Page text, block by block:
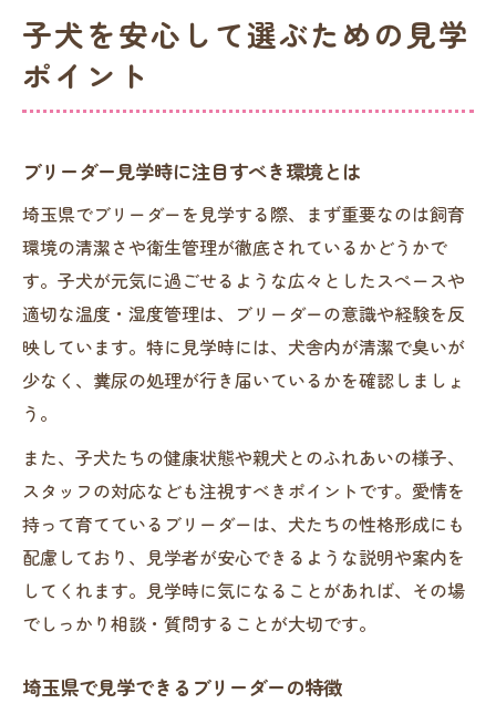
子犬を安心して選ぶための見学
ポイント
ブリーダー見学時に注目すべき環境とは
埼玉県でブリーダーを見学する際、まず重要なのは飼育
環境の清潔さや衛生管理が徹底されているかどうかで
す。子犬が元気に過ごせるような広々としたスペースや
適切な温度・湿度管理は、ブリーダーの意識や経験を反
映しています。特に見学時には、犬舎内が清潔で臭いが
少なく、糞尿の処理が行き届いているかを確認しましょ
う。
また、子犬たちの健康状態や親犬とのふれあいの様子、
スタッフの対応なども注視すべきポイントです。愛情を
持って育てているブリーダーは、犬たちの性格形成にも
配慮しており、見学者が安心できるような説明や案内を
してくれます。見学時に気になることがあれば、その場
でしっかり相談・質問することが大切です。
埼玉県で見学できるブリーダーの特徴